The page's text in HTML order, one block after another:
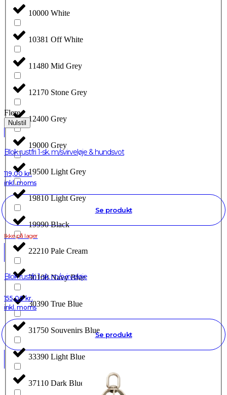
10000 White
10381 Off White
11480 Mid Grey
12170 Stone Grey
12400 Grey
19000 Grey
19500 Light Grey
19810 Light Grey
19990 Black
22210 Pale Cream
30100 Navy Blue
30390 True Blue
31750 Souvenirs Blue
33390 Light Blue
37110 Dark Blue
Flere
Nulstil
Blok rustfri 1-sk. m/svirveløje & hundsvot
119,00 kr.
inkl. moms
Se produkt
Ikke på lager
Blok rustfri 1-sk. m/svirveløje
155,00kr.
inkl. moms
Se produkt